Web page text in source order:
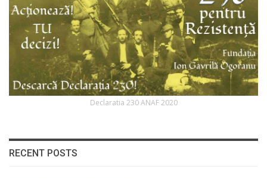
Declaratia 230 ANAF 2020
RECENT POSTS